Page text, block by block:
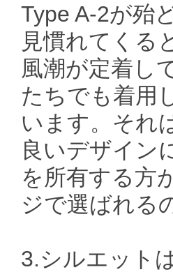
Type A-2が殆
見慣れてくる
風潮が定着し
たちでも着用
います。それ
良いデザイン
を所有する方
ジで選ばれる
3.シルエット